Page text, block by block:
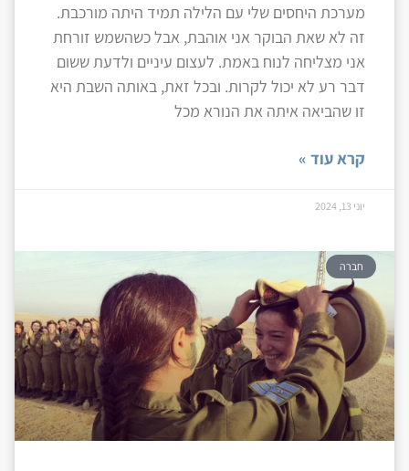
מערכת היחסים שלי עם הלילה תמיד היתה מורכבת.
זה לא שאת הבוקר אני אוהבת, אבל כשהשמש זורחת
אני מצליחה לנוח באמת. לעצום עיניים ולדעת ששום
דבר רע לא יכול לקרות. ובכל זאת, באותה השבת היא
זו שהביאה איתה את הנורא מכל
קרא עוד »
יוני 13, 2024
חברה